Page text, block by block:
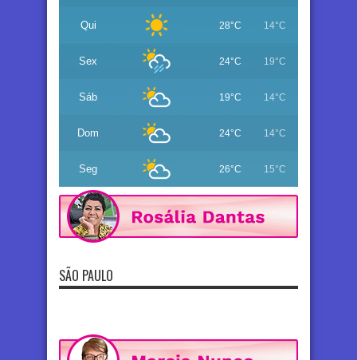
Qui 28°C 14°C
Sex 24°C 19°C
Sáb 19°C 14°C
Dom 24°C 14°C
Seg 26°C 15°C
SÃO PAULO